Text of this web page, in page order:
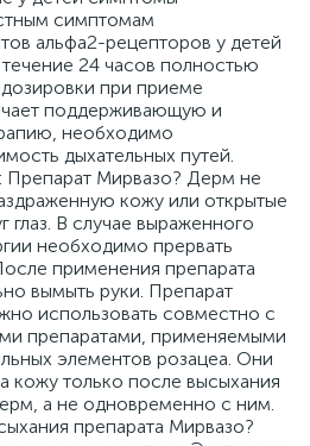
симптомам
альфа2-рецепторов у детей
24 часов полностью
при приеме
поддерживающую и
необходимо
дыхательных путей.
Препарат Мирвазо? Дерм не
кожу или открытые
глаз. В случае выраженного
необходимо прервать
применения препарата
вымыть руки. Препарат
использовать совместно с
препаратами, применяемыми
элементов розацеа. Они
кожу только после высыхания
а не одновременно с ним.
препарата Мирвазо?